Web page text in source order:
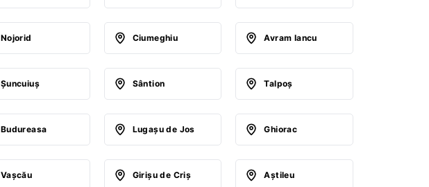
Nojorid Ciumeghiu Avram Iancu
Şuncuiuş Sântion Talpoş
Budureasa Lugaşu de Jos Ghiorac
Vaşcău Girişu de Criş Aştileu